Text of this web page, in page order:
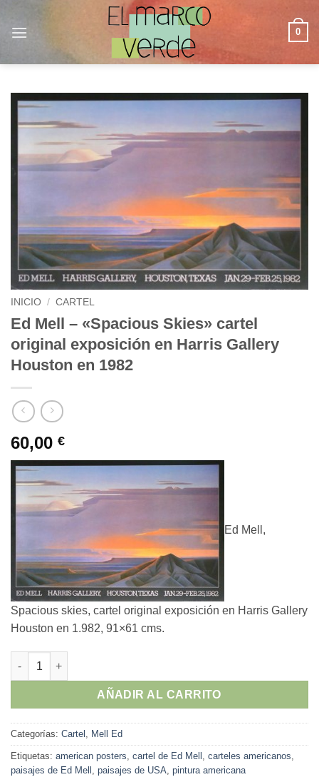
0
INICIO / CARTEL
Ed Mell – «Spacious Skies» cartel
original exposición en Harris Gallery
Houston en 1982
60,00 €
Ed Mell,
Spacious skies, cartel original exposición en Harris Gallery
Houston en 1.982, 91×61 cms.
Ed Mell - "Spacious Skies" cartel original exposición en Harris
AÑADIR AL CARRITO
Categorías: Cartel , Mell Ed
Etiquetas: american posters, cartel de Ed Mell , carteles americanos,
paisajes de Ed Mell , paisajes de USA, pintura americana